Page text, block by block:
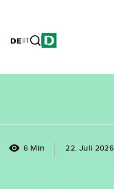
DE|IT
6 Min 22. Juli 2026